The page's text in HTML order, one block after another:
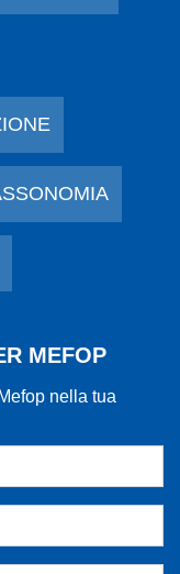
MEFOP
nella tua